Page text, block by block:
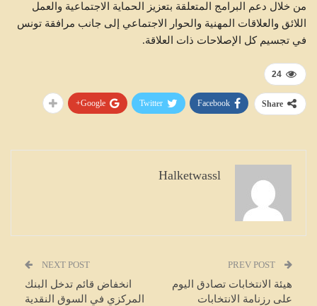
من خلال دعم البرامج المتعلقة بتعزيز الحماية الاجتماعية والعمل
اللائق والعلاقات المهنية والحوار الاجتماعي إلى جانب مرافقة تونس
في تجسيم كل الإصلاحات ذات العلاقة.
24
Share
Facebook
Twitter
Google+
Halketwassl
هيئة الانتخابات تصادق اليوم
على رزنامة الانتخابات
NEXT POST
انخفاض قائم تدخل البنك
المركزي في السوق النقدية